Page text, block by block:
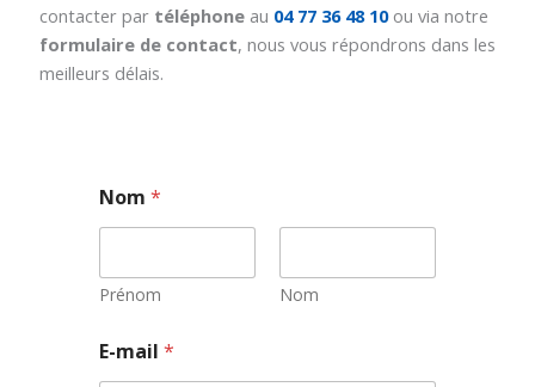
contacter par téléphoneau 04 77 36 48 10 ou via notre
formulaire de contact, nous vous répondrons dans les
meilleurs délais.
Nom*
Prénom Nom
E-mail*